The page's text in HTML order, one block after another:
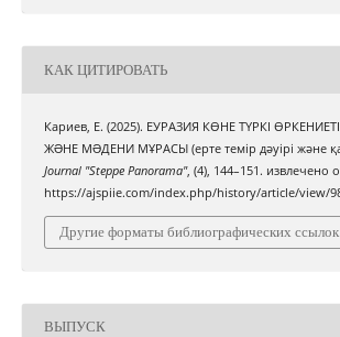
КАК ЦИТИРОВАТЬ
Кариев, Е. (2025). ЕУРАЗИЯ КӨНЕ ТҮРКІ
ЖƏНЕ МƏДЕНИ МҰРАСЫ (ерте темір дәуірі және
Journal "Steppe Panorama", (4), 144–151. извлечено
https://ajspiie.com/index.php/history/article/view/
Другие форматы библиографических ссылок
ВЫПУСК